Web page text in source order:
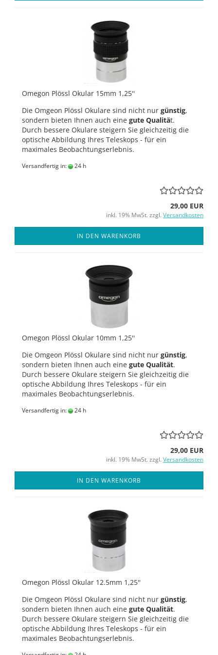
Omegon Plössl Okular 15mm 1,25''
Die Omgeon Plössl Okulare sind nicht nur günstig,
sondern bieten Ihnen auch eine gute Qualität.
Durch bessere Okulare steigern Sie gleichzeitig die
optische Abbildung Ihres Teleskops - für ein
maximales Beobachtungserlebnis.
Versandfertig in: 24 h
29,00 EUR
inkl. 19% MwSt. zzgl. Versandkosten
IN DEN WARENKORB
Omegon Plössl Okular 10mm 1,25''
Die Omgeon Plössl Okulare sind nicht nur günstig,
sondern bieten Ihnen auch eine gute Qualität.
Durch bessere Okulare steigern Sie gleichzeitig die
optische Abbildung Ihres Teleskops - für ein
maximales Beobachtungserlebnis.
Versandfertig in: 24 h
29,00 EUR
inkl. 19% MwSt. zzgl. Versandkosten
IN DEN WARENKORB
Omegon Plössl Okular 12.5mm 1,25''
Die Omgeon Plössl Okulare sind nicht nur günstig,
sondern bieten Ihnen auch eine gute Qualität.
Durch bessere Okulare steigern Sie gleichzeitig die
optische Abbildung Ihres Teleskops - für ein
maximales Beobachtungserlebnis.